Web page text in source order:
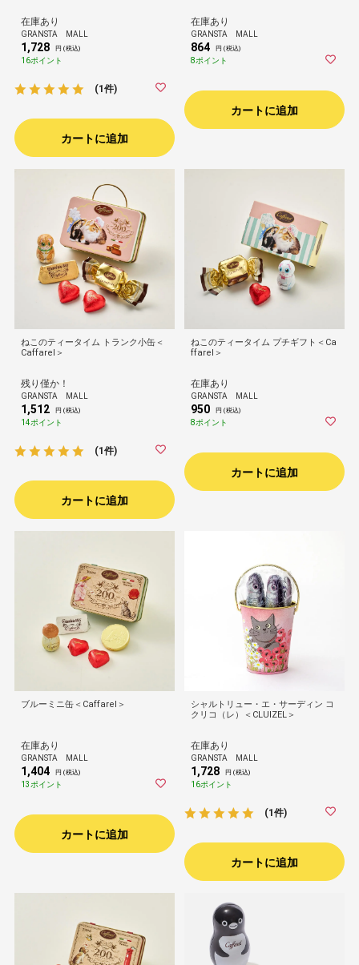
在庫あり
GRANSTA MALL
1,728 円 (税込)
16ポイント
(1件)
カートに追加
在庫あり
GRANSTA MALL
864 円 (税込)
8ポイント
カートに追加
ねこのティータイム トランク小缶＜
Caffarel＞
残り僅か！
GRANSTA MALL
1,512 円 (税込)
14ポイント
(1件)
カートに追加
ねこのティータイム プチギフト＜Ca
ffarel＞
在庫あり
GRANSTA MALL
950 円 (税込)
8ポイント
カートに追加
ブルーミニ缶＜Caffarel＞
在庫あり
GRANSTA MALL
1,404 円 (税込)
13ポイント
カートに追加
シャルトリュー・エ・サーディン コ
クリコ（レ）＜CLUIZEL＞
在庫あり
GRANSTA MALL
1,728 円 (税込)
16ポイント
(1件)
カートに追加